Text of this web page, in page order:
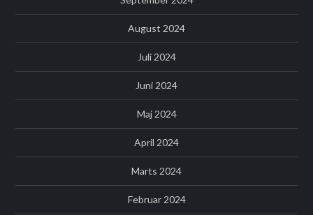
August 2024
Juli 2024
Juni 2024
Maj 2024
April 2024
Marts 2024
Februar 2024